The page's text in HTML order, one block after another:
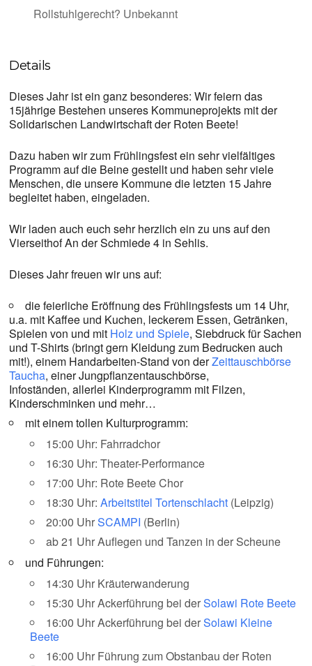
Rollstuhlgerecht? Unbekannt
Details
Dieses Jahr ist ein ganz besonderes: Wir feiern das
15jährige Bestehen unseres Kommuneprojekts mit der
Solidarischen Landwirtschaft der Roten Beete!
Dazu haben wir zum Frühlingsfest ein sehr vielfältiges
Programm auf die Beine gestellt und haben sehr viele
Menschen, die unsere Kommune die letzten 15 Jahre
begleitet haben, eingeladen.
Wir laden auch euch sehr herzlich ein zu uns auf den
Vierseithof An der Schmiede 4 in Sehlis.
Dieses Jahr freuen wir uns auf:
die feierliche Eröffnung des Frühlingsfests um 14 Uhr,
u.a. mit Kaffee und Kuchen, leckerem Essen, Getränken,
Spielen von und mit Holz und Spiele, Siebdruck für Sachen
und T-Shirts (bringt gern Kleidung zum Bedrucken auch
mit!), einem Handarbeiten-Stand von derZeittauschbörse
Taucha, einer Jungpflanzentauschbörse,
Infoständen, allerlei Kinderprogramm mit Filzen,
Kinderschminken und mehr…
mit einem tollen Kulturprogramm:
15:00 Uhr: Fahrradchor
16:30 Uhr: Theater-Performance
17:00 Uhr: Rote Beete Chor
18:30 Uhr:Arbeitstitel Tortenschlacht (Leipzig)
20:00 UhrSCAMPI (Berlin)
ab 21 Uhr Auflegen und Tanzen in der Scheune
und Führungen:
14:30 Uhr Kräuterwanderung
15:30 Uhr Ackerführung bei derSolawi Rote Beete
16:00 Uhr Ackerführung bei derSolawi Kleine
Beete
16:00 Uhr Führung zum Obstanbau der Roten